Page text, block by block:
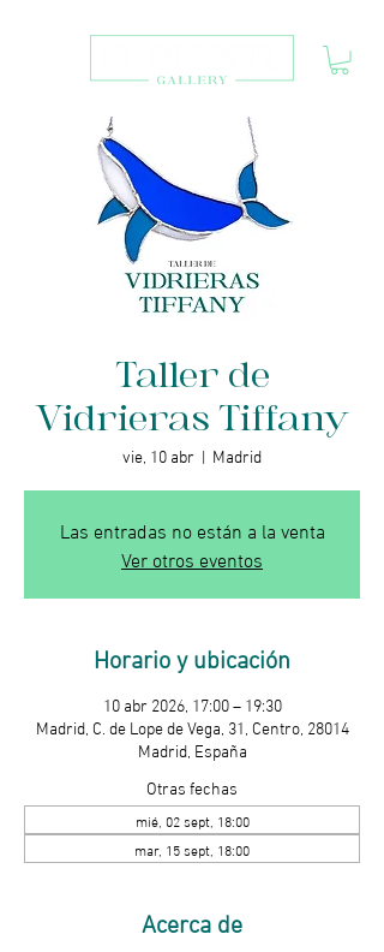
Taller de
Vidrieras Tiffany
vie, 10 abr
  |
Madrid
Las entradas no están a la venta
Ver otros eventos
Horario y ubicación
10 abr 2026, 17:00 – 19:30
Madrid, C. de Lope de Vega, 31, Centro, 28014
Madrid, España
Otras fechas
mié, 02 sept, 18:00
mar, 15 sept, 18:00
Acerca de